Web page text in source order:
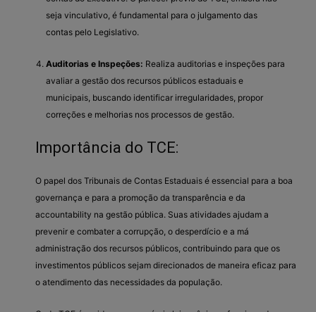
seja vinculativo, é fundamental para o julgamento das
contas pelo Legislativo.
Auditorias e Inspeções: Realiza auditorias e inspeções para
avaliar a gestão dos recursos públicos estaduais e
municipais, buscando identificar irregularidades, propor
correções e melhorias nos processos de gestão.
Importância do TCE:
O papel dos Tribunais de Contas Estaduais é essencial para a boa
governança e para a promoção da transparência e da
accountability na gestão pública. Suas atividades ajudam a
prevenir e combater a corrupção, o desperdício e a má
administração dos recursos públicos, contribuindo para que os
investimentos públicos sejam direcionados de maneira eficaz para
o atendimento das necessidades da população.